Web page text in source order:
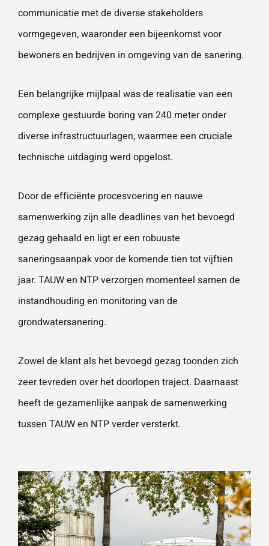
communicatie met de diverse stakeholders
vormgegeven, waaronder een bijeenkomst voor
bewoners en bedrijven in omgeving van de sanering.
Een belangrijke mijlpaal was de realisatie van een
complexe gestuurde boring van 240 meter onder
diverse infrastructuurlagen, waarmee een cruciale
technische uitdaging werd opgelost.
Door de efficiënte procesvoering en nauwe
samenwerking zijn alle deadlines van het bevoegd
gezag gehaald en ligt er een robuuste
saneringsaanpak voor de komende tien tot vijftien
jaar. TAUW en NTP verzorgen momenteel samen de
instandhouding en monitoring van de
grondwatersanering.
Zowel de klant als het bevoegd gezag toonden zich
zeer tevreden over het doorlopen traject. Daarnaast
heeft de gezamenlijke aanpak de samenwerking
tussen TAUW en NTP verder versterkt.